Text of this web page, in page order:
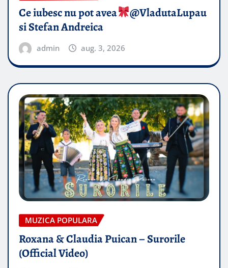
Ce iubesc nu pot avea
​@VladutaLupau
si Stefan Andreica
admin aug. 3, 2026
MUZICA POPULARA
Roxana & Claudia Puican – Surorile
(Official Video)